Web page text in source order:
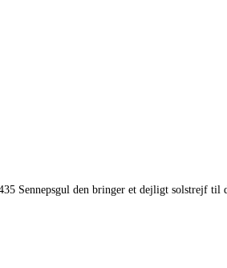
Sennepsgul den bringer et dejligt solstrejf